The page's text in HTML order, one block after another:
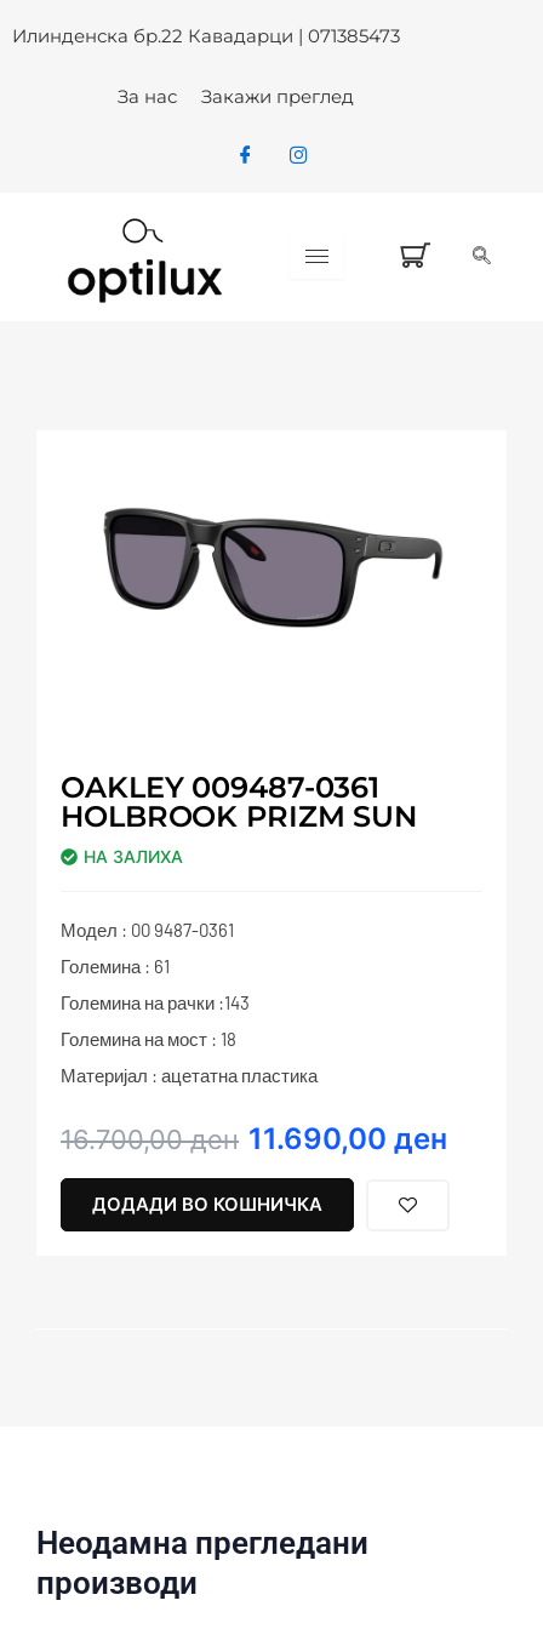
toИлинденска бр.22 Кавадарци | 071385473
За нас Закажи преглед
OAKLEY 009487-0361
HOLBROOK PRIZM SUN
НА ЗАЛИХА
Модел : 00 9487-0361
Големина : 61
Големина на рачки :143
Големина на мост : 18
Материјал : ацетатна пластика
16.700,00ден
Original
was:
16.700,00 ден.
11.690,00 ден
Current
11.690,00 ден.
ДОДАДИ ВО КОШНИЧКА
Неодамна прегледани
производи